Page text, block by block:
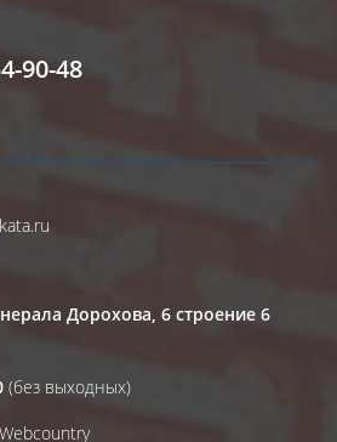
90-48
Дорохова, 6 строение 6
(без выходных)